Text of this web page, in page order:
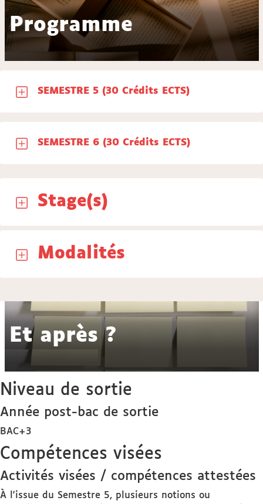
Programme
SEMESTRE 5 (30 Crédits ECTS)
SEMESTRE 6 (30 Crédits ECTS)
Stage(s)
Modalités
Et après ?
Niveau de sortie
Année post-bac de sortie
BAC+3
Compétences visées
Activités visées / compétences attestées
À l'issue du Semestre 5, plusieurs notions ou